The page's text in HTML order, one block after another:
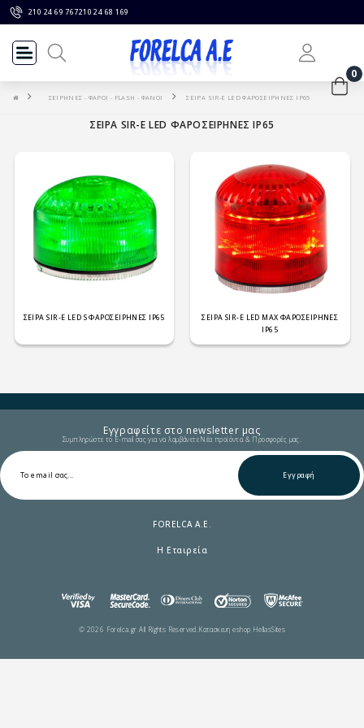
210 24 69 767210 24 68 169
0
ΣΕΙΡΗΝΕΣ - ΦΑΡΟΙ - FLASH - ΦΑΝΟΙ ΣΕΙΡΑ SIR-E LED ΦΑΡΟΣΕΙΡΗΝΕΣ IP65
ΣΕΙΡΑ SIR-E LED S ΦΑΡΟΣΕΙΡΗΝΕΣ IP65
ΣΕΙΡΑ SIR-E LED MAX ΦΑΡΟΣΕΙΡΗΝΕΣ
IP65
ΣΕΙΡΑ SIR-E LED ΦΑΡΟΣΕΙΡΗΝΕΣ IP65
Εγγραφείτε στο newsletter μας
Συμπληρώστε το E-mail σας για να λαμβάνετε Νέα προϊόντα & Προσφορές μας.
Εγγραφή
FORELCA A.E.
Η Εταιρεία
© 2026 Forelca.gr All Rights Reserved. Κατασκευη eshop HellasSites